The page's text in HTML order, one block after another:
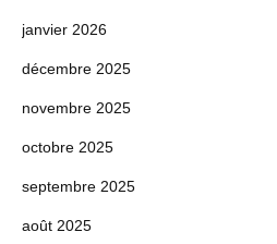
janvier 2026
décembre 2025
novembre 2025
octobre 2025
septembre 2025
août 2025